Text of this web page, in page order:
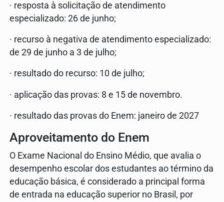
· resposta à solicitação de atendimento
especializado: 26 de junho;
· recurso à negativa de atendimento especializado:
de 29 de junho a 3 de julho;
· resultado do recurso: 10 de julho;
· aplicação das provas: 8 e 15 de novembro.
· resultado das provas do Enem: janeiro de 2027
Aproveitamento do Enem
O Exame Nacional do Ensino Médio, que avalia o
desempenho escolar dos estudantes ao término da
educação básica, é considerado a principal forma
de entrada na educação superior no Brasil, por